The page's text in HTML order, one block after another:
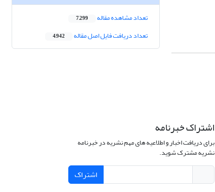
تعداد مشاهده مقاله 7,299
تعداد دریافت فایل اصل مقاله 4,942
اشتراک خبرنامه
برای دریافت اخبار و اطلاعیه های مهم نشریه در خبرنامه
نشریه مشترک شوید.
اشتراک